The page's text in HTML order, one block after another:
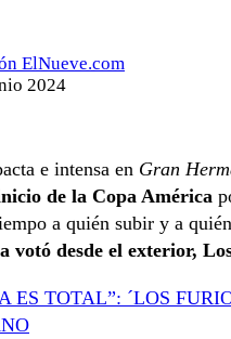
ElNueve.com
2024
e intensa en Gran
de la Copa América
a quién subir y a
votó desde el exterior,
ES TOTAL”: ´LOS